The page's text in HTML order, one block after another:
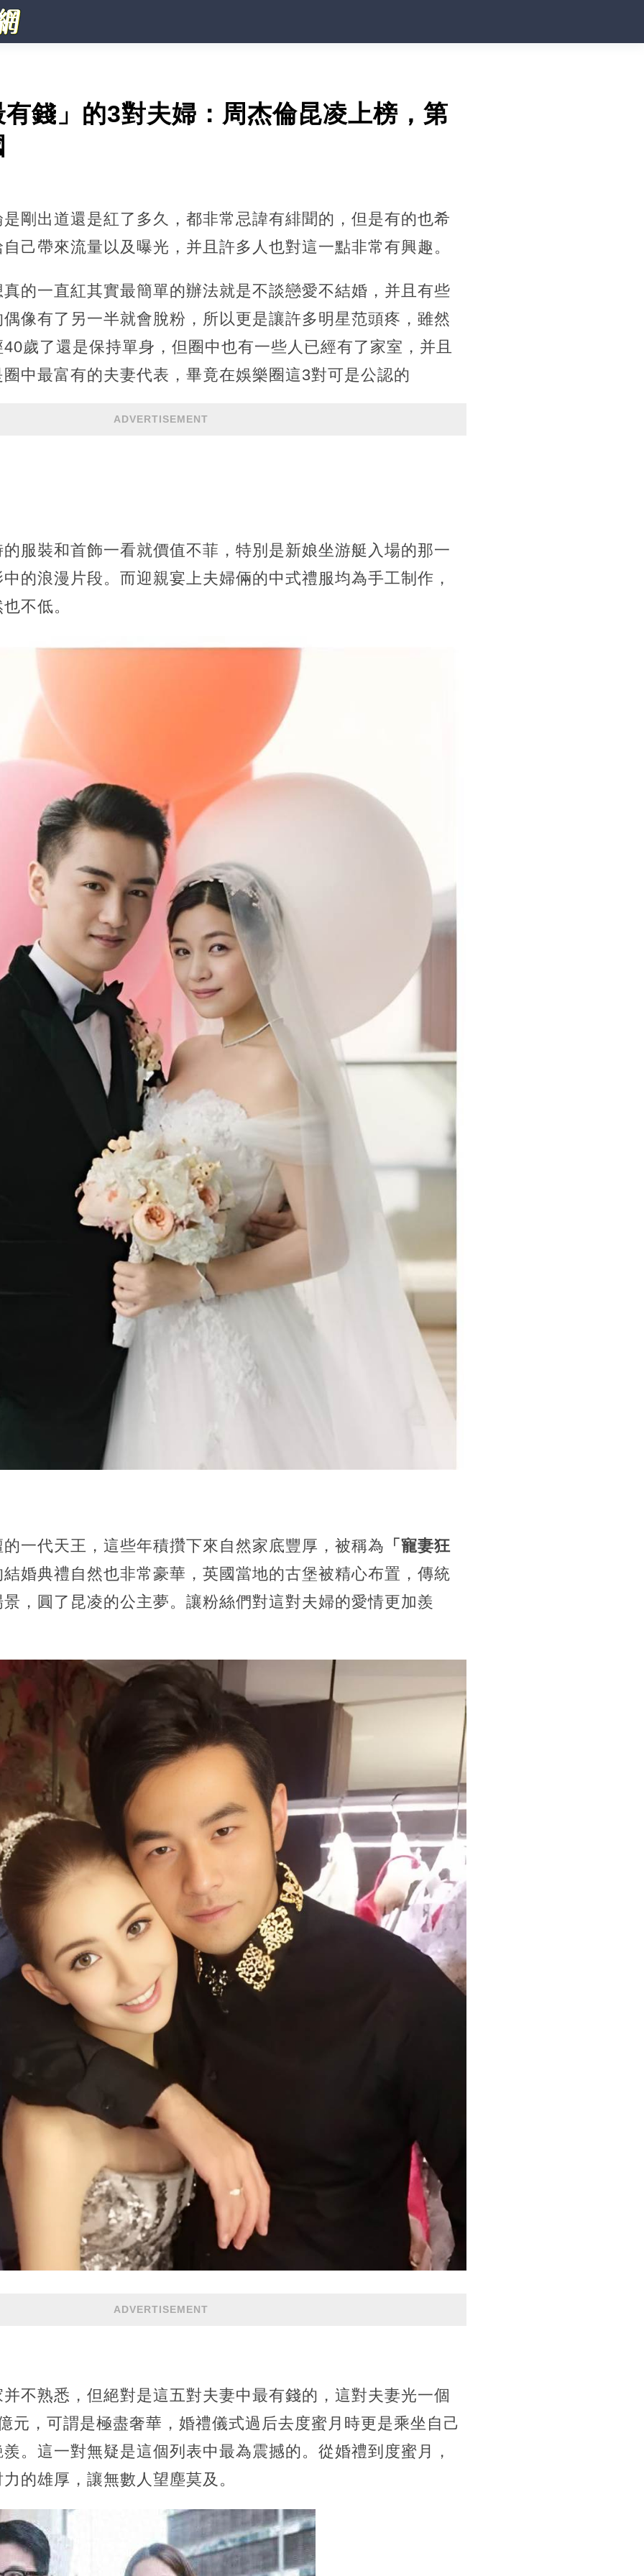
錢」的3對夫婦：周杰倫昆凌上榜，第
剛出道還是紅了多久，都非常忌諱有緋聞的，但是有的也希
己帶來流量以及曝光，并且許多人也對這一點非常有興趣。
的一直紅其實最簡單的辦法就是不談戀愛不結婚，并且有些
像有了另一半就會脫粉，所以更是讓許多明星范頭疼，雖然
歲了還是保持單身，但圈中也有一些人已經有了家室，并且
中最富有的夫妻代表，畢竟在娛樂圈這3對可是公認的
ADVERTISEMENT
服裝和首飾一看就價值不菲，特別是新娘坐游艇入場的那一
的浪漫片段。而迎親宴上夫婦倆的中式禮服均為手工制作，
不低。
一代天王，這些年積攢下來自然家底豐厚，被稱為 「寵妻狂
婚典禮自然也非常豪華，英國當地的古堡被精心布置，傳統
，圓了昆凌的公主夢。讓粉絲們對這對夫婦的愛情更加羨
ADVERTISEMENT
不熟悉，但絕對是這五對夫妻中最有錢的，這對夫妻光一個
元，可謂是極盡奢華，婚禮儀式過后去度蜜月時更是乘坐自己
。這一對無疑是這個列表中最為震撼的。從婚禮到度蜜月，
的雄厚，讓無數人望塵莫及。